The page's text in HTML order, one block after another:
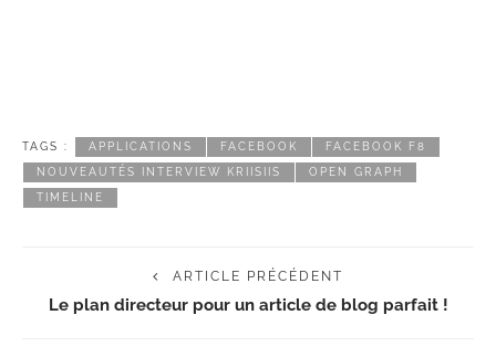
TAGS : APPLICATIONS FACEBOOK FACEBOOK F8
NOUVEAUTÉS INTERVIEW KRIISIIS OPEN GRAPH
TIMELINE
ARTICLE PRÉCÉDENT
Le plan directeur pour un article de blog parfait !